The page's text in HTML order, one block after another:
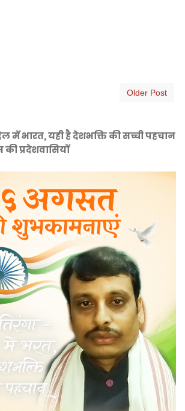
Older Post
में भारत, यही है देशभक्ति की सच्ची पहचान
की प्रदेशवासियों